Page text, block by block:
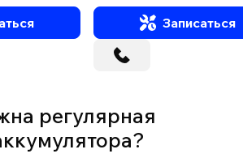
Записаться
регулярная